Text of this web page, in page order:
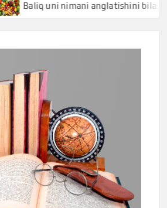
Baliq uni nimani anglatishini bilasizmi